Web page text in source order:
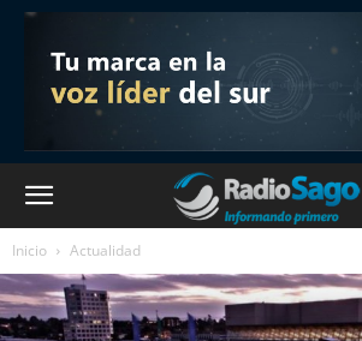
Inicio Actualidad